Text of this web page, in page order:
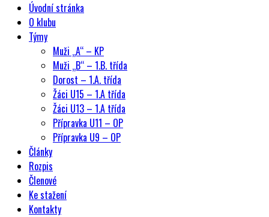
Úvodní stránka
O klubu
Týmy
Muži „A“ – KP
Muži „B“ – 1.B. třída
Dorost – 1.A. třída
Žáci U15 – 1.A třída
Žáci U13 – 1.A třída
Přípravka U11 – OP
Přípravka U9 – OP
Články
Rozpis
Členové
Ke stažení
Kontakty